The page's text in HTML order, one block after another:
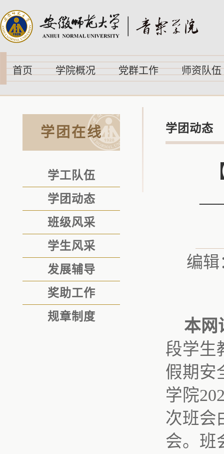
首页 学院概况 党群工作 师资队伍
学团在线
学工队伍
学团动态
班级风采
学生风采
发展辅导
奖助工作
规章制度
学团动态
编辑
本网
段学生
假期安
学院
次班会
会。班